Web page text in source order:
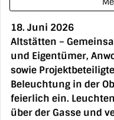
18. Juni 2026
Altstätten –
und Eigentümer,
sowie
Beleuchtung in der
feierlich ein.
über der Gasse und